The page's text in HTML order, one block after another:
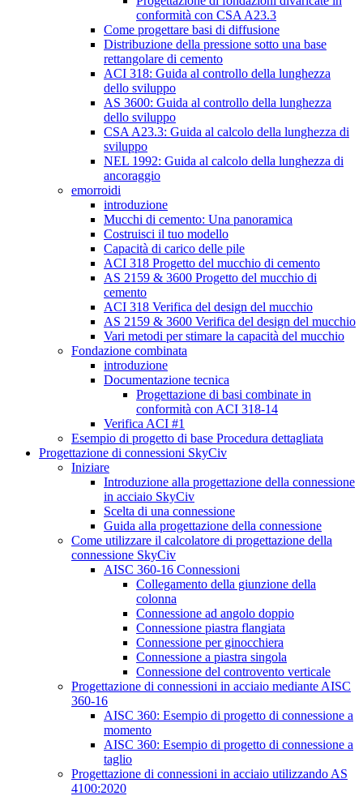
conformità con CSA A23.3
Come progettare basi di diffusione
Distribuzione della pressione sotto una base
rettangolare di cemento
ACI 318: Guida al controllo della lunghezza
dello sviluppo
AS 3600: Guida al controllo della lunghezza
dello sviluppo
CSA A23.3: Guida al calcolo della lunghezza di
sviluppo
NEL 1992: Guida al calcolo della lunghezza di
ancoraggio
emorroidi
introduzione
Mucchi di cemento: Una panoramica
Costruisci il tuo modello
Capacità di carico delle pile
ACI 318 Progetto del mucchio di cemento
AS 2159 & 3600 Progetto del mucchio di
cemento
ACI 318 Verifica del design del mucchio
AS 2159 & 3600 Verifica del design del mucchio
Vari metodi per stimare la capacità del mucchio
Fondazione combinata
introduzione
Documentazione tecnica
Progettazione di basi combinate in
conformità con ACI 318-14
Verifica ACI #1
Esempio di progetto di base Procedura dettagliata
Progettazione di connessioni SkyCiv
Iniziare
Introduzione alla progettazione della connessione
in acciaio SkyCiv
Scelta di una connessione
Guida alla progettazione della connessione
Come utilizzare il calcolatore di progettazione della
connessione SkyCiv
AISC 360-16 Connessioni
Collegamento della giunzione della
colonna
Connessione ad angolo doppio
Connessione piastra flangiata
Connessione per ginocchiera
Connessione a piastra singola
Connessione del controvento verticale
Progettazione di connessioni in acciaio mediante AISC
360-16
AISC 360: Esempio di progetto di connessione a
momento
AISC 360: Esempio di progetto di connessione a
taglio
Progettazione di connessioni in acciaio utilizzando AS
4100:2020